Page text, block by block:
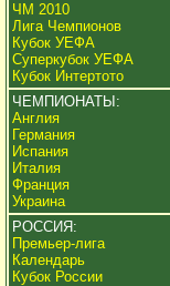
ЧМ 2010
Лига Чемпионов
Кубок УЕФА
Суперкубок УЕФА
Кубок Интертото
ЧЕМПИОНАТЫ:
Англия
Германия
Испания
Италия
Франция
Украина
РОССИЯ:
Премьер-лига
Календарь
Кубок России